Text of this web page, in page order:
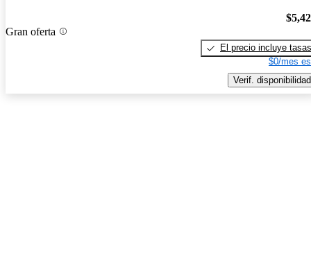
Gran oferta
El precio incluye tasas
$0/mes
Verif. disponibilidad